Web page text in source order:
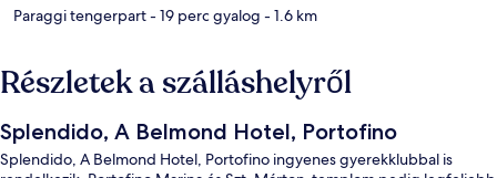
Paraggi tengerpart- 19 perc gyalog - 1.6 km
Részletek a szálláshelyről
Splendido, A Belmond Hotel, Portofino
Splendido, A Belmond Hotel, Portofino ingyenes gyerekklubbal is